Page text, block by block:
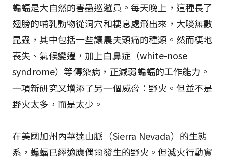
蝙蝠是大自然的害蟲巡邏員。每天晚上，這種長了
翅膀的哺乳動物從洞穴和棲息處飛出來，大啖無數
昆蟲，其中包括一些讓農夫頭痛的種類。然而棲地
喪失、氣候變遷，加上白鼻症（white-nose
syndrome）等傳染病，正減弱蝙蝠的工作能力。
一項新研究又增添了另一個威脅：野火。但並不是
野火太多，而是太少。
在美國加州內華達山脈（Sierra Nevada）的生態
系，蝙蝠已經適應偶爾發生的野火。但滅火行動實